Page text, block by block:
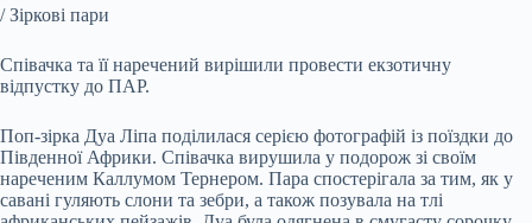
/ Зіркові пари
Співачка та її наречений вирішили провести екзотичну
відпустку до ПАР.
Поп-зірка Дуа Ліпа поділилася серією фотографій із поїздки до
Південної Африки. Співачка вирушила у подорож зі своїм
нареченим Каллумом Тернером. Пара спостерігала за тим, як у
савані гуляють слони та зебри, а також позувала на тлі